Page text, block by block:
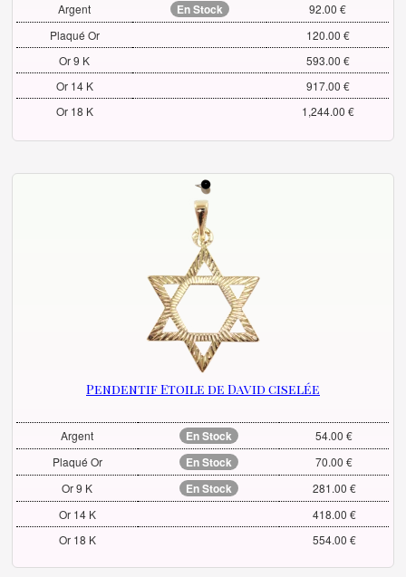
Argent En Stock
92.00 €
Plaqué Or
120.00 €
Or 9 K
593.00 €
Or 14 K
917.00 €
Or 18 K
1,244.00 €
Pendentif Etoile de David ciselée
Argent En Stock
54.00 €
Plaqué Or
En Stock
70.00 €
Or 9 K
En Stock
281.00 €
Or 14 K
418.00 €
Or 18 K
554.00 €